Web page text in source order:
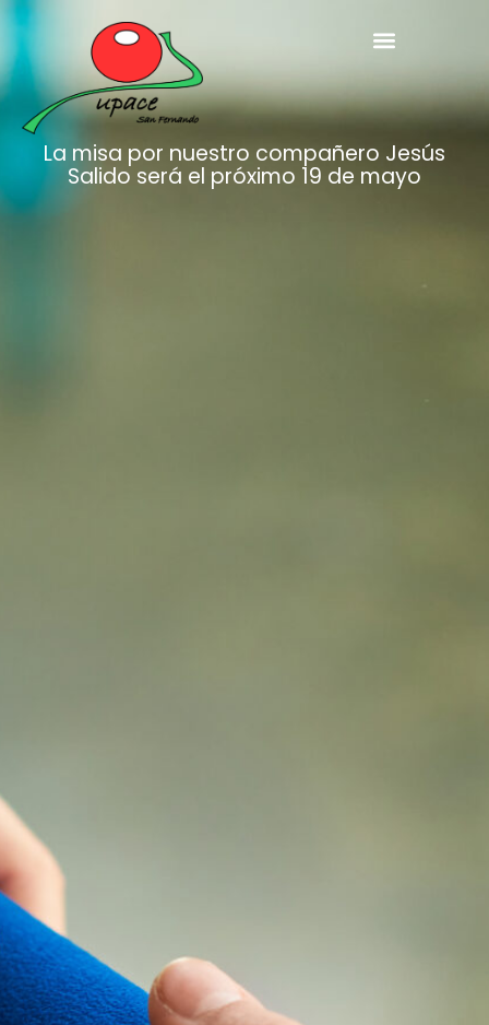
La misa por nuestro compañero Jesús
Salido será el próximo 19 de mayo